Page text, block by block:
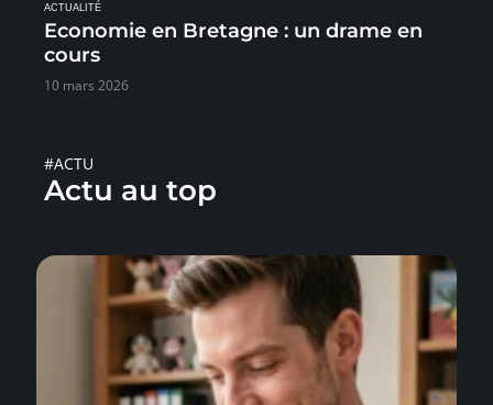
ACTUALITÉ
Economie en Bretagne : un drame en
cours
10 mars 2026
#ACTU
Actu au top